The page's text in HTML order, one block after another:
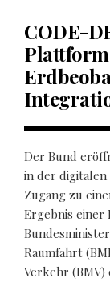
CODE-
Der Bund
in der
Zugang zu
Ergebnis einer
Raumfahrt
Verkehr